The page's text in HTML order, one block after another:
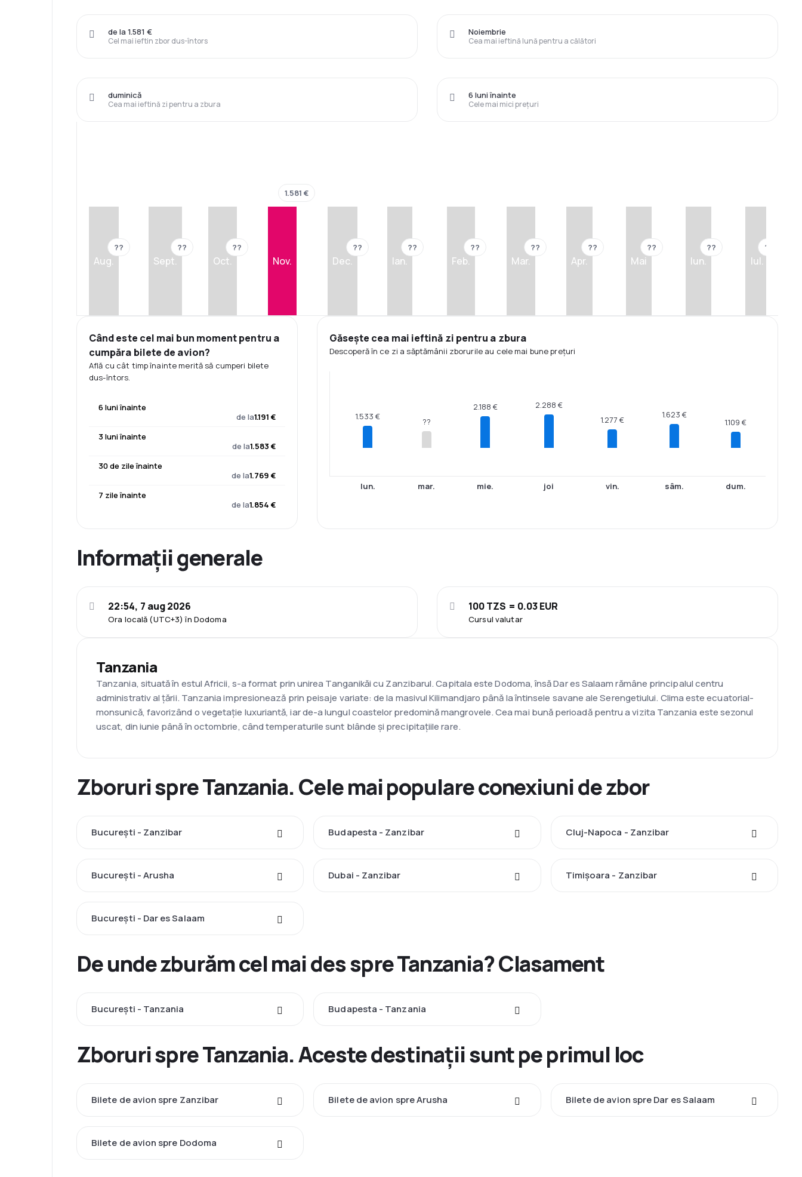
Cel mai ieftin zbor dus-întors
de la 1.581 €
Cea mai ieftină lună pentru a călători
Noiembrie
Cea mai ieftină zi pentru a zbura
duminică
Cele mai mici prețuri
6 luni înainte
Aug.
??
Sept.
??
Oct.
??
Nov.
1.581 €
Dec.
??
Ian.
??
Feb.
??
Mar.
??
Apr.
??
Mai
??
Iun.
??
Iul.
??
Când este cel mai bun moment pentru a
cumpăra bilete de avion?
Află cu cât timp înainte merită să cumperi bilete
dus-întors.
6 luni înainte
de la1.191 €
3 luni înainte
de la1.583 €
30 de zile înainte
de la1.769 €
7 zile înainte
de la1.854 €
Găsește cea mai ieftină zi pentru a zbura
Descoperă în ce zi a săptămânii zborurile au cele mai bune prețuri
1.533 €
lun.
??
mar.
2.188 €
mie.
2.288 €
joi
1.277 €
vin.
1.623 €
sâm.
1.109 €
dum.
Informații generale
Ora locală (UTC+3) în Dodoma
22:54, 7 aug 2026
Cursul valutar
100 TZS = 0.03 EUR
Tanzania
Tanzania, situată în estul Africii, s-a format prin unirea Tanganikăi cu Zanzibarul. Capitala este Dodoma, însă Dar es Salaam rămâne principalul centru
administrativ al țării. Tanzania impresionează prin peisaje variate: de la masivul Kilimandjaro până la întinsele savane ale Serengetiului. Clima este ecuatorial-
monsunică, favorizând o vegetație luxuriantă, iar de-a lungul coastelor predomină mangrovele. Cea mai bună perioadă pentru a vizita Tanzania este sezonul
uscat, din iunie până în octombrie, când temperaturile sunt blânde și precipitațiile rare.
Zboruri spre Tanzania. Cele mai populare conexiuni de zbor
București - Zanzibar Budapesta - Zanzibar Cluj-Napoca - Zanzibar
București - Arusha Dubai - Zanzibar Timișoara - Zanzibar
București - Dar es Salaam
De unde zburăm cel mai des spre Tanzania? Clasament
București - Tanzania Budapesta - Tanzania
Zboruri spre Tanzania. Aceste destinații sunt pe primul loc
Bilete de avion spre Zanzibar Bilete de avion spre Arusha Bilete de avion spre Dar es Salaam
Bilete de avion spre Dodoma